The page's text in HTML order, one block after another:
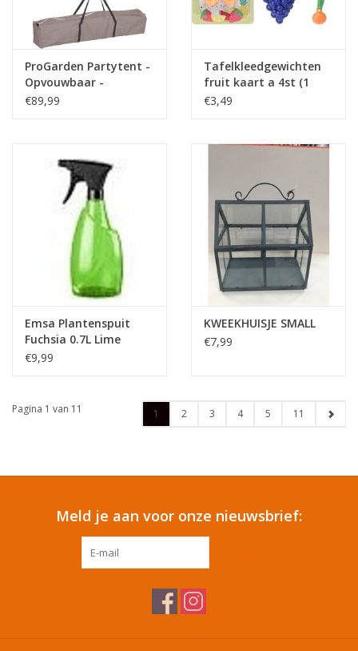
ProGarden Partytent -
Opvouwbaar -
300xH250 cm - Taupe
€89,99
Tafelkleedgewichten
fruit kaart a 4st (1
stuk) assorti
€3,49
Emsa Plantenspuit
Fuchsia 0.7L Lime
Groen/Transparant
€9,99
KWEEKHUISJE SMALL
€7,99
Pagina 1 van 11 1 2 3 4 5 11
Meld je aan voor onze nieuwsbrief: